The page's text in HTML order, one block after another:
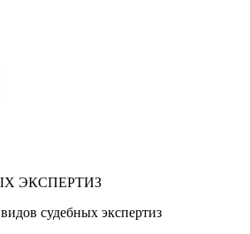
ЭКСПЕРТИЗ
судебных экспертиз